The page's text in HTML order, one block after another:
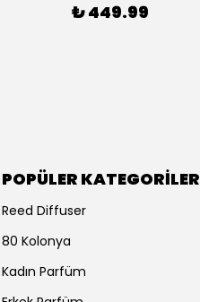
₺ 449.99
POPÜLER KATEGORİLER
Reed Diffuser
80 Kolonya
Kadın Parfüm